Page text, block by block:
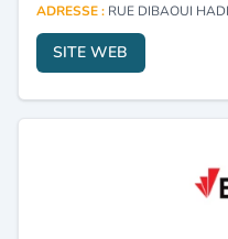
ADRESSE : RUE DIBAOUI HADDA
SITE WEB